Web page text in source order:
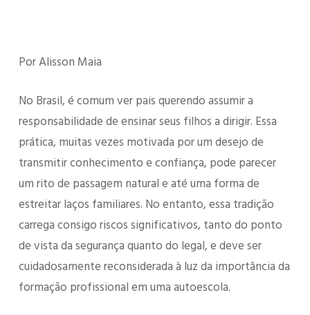
Por Alisson Maia
No Brasil, é comum ver pais querendo assumir a
responsabilidade de ensinar seus filhos a dirigir. Essa
prática, muitas vezes motivada por um desejo de
transmitir conhecimento e confiança, pode parecer
um rito de passagem natural e até uma forma de
estreitar laços familiares. No entanto, essa tradição
carrega consigo riscos significativos, tanto do ponto
de vista da segurança quanto do legal, e deve ser
cuidadosamente reconsiderada à luz da importância da
formação profissional em uma autoescola.